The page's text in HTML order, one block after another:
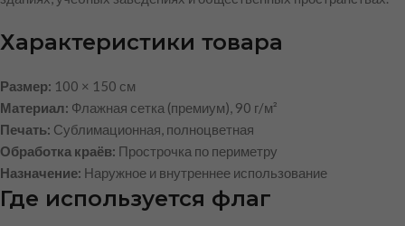
Характеристики товара
Размер: 100 × 150 см
Материал: Флажная сетка (премиум), 90 г/м²
Печать: Сублимационная, полноцветная
Обработка краёв: Прострочка по периметру
Назначение: Наружное и внутреннее использование
Где используется флаг